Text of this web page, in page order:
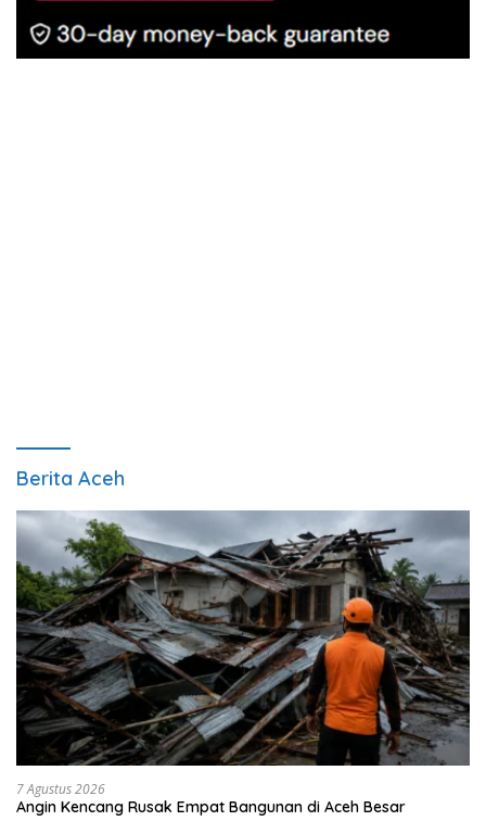
Berita Aceh
7 Agustus 2026
Angin Kencang Rusak Empat Bangunan di Aceh Besar